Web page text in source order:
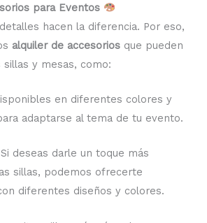
para Eventos
hacen la diferencia. Por eso,
alquiler de accesorios que pueden
y mesas, como:
en diferentes colores y
adaptarse al tema de tu evento.
deseas darle un toque más
sillas, podemos ofrecerte
diferentes diseños y colores.